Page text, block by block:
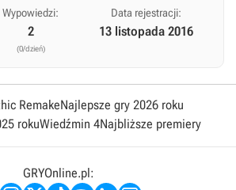
Wypowiedzi:
2
(0/dzień)
Data rejestracji:
13 listopada 2016
RemakeNajlepsze gry 2026 roku
rokuWiedźmin 4Najbliższe premiery
GRYOnline.pl: